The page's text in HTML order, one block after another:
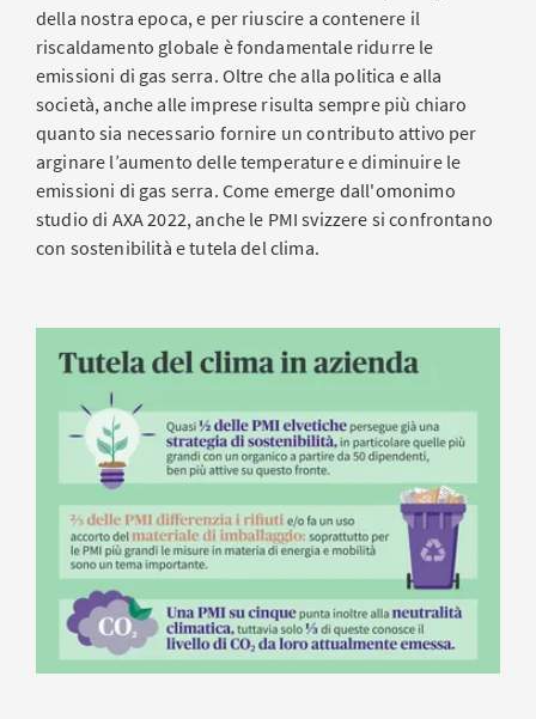
della nostra epoca, e per riuscire a contenere il
riscaldamento globale è fondamentale ridurre le
emissioni di gas serra. Oltre che alla politica e alla
società, anche alle imprese risulta sempre più chiaro
quanto sia necessario fornire un contributo attivo per
arginare l’aumento delle temperature e diminuire le
emissioni di gas serra. Come emerge dall'omonimo
studio di AXA 2022, anche le PMI svizzere si confrontano
con sostenibilità e tutela del clima.